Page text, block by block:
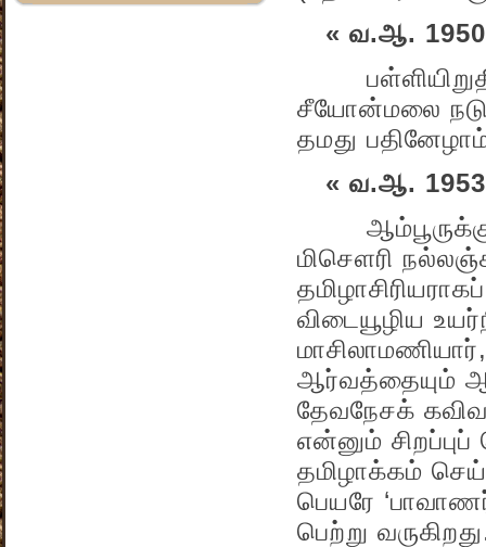
« வ.ஆ. 1950
பள்ளியிறுதி
சீயோன்மலை
தமது
« வ.ஆ. 1953
மிசௌரி
விடையூழிய
ஆர்வத்தையும்
தேவநேசக்
என்னும்
தமிழாக்கம்
பெயரே
பெற்று